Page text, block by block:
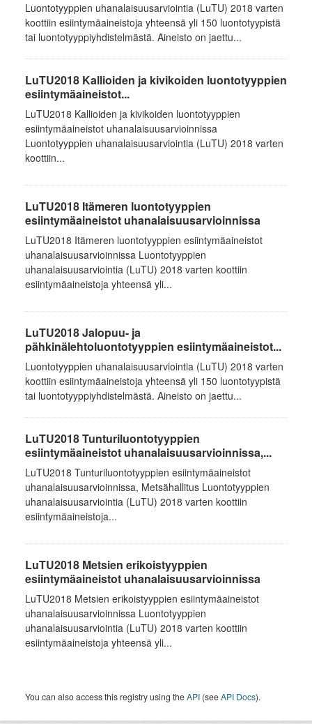
Luontotyyppien uhanalaisuusarviointia (LuTU) 2018 varten
koottiin esiintymäaineistoja yhteensä yli 150 luontotyypistä
tai luontotyyppiyhdistelmästä. Aineisto on jaettu...
LuTU2018 Kallioiden ja kivikoiden luontotyyppien
esiintymäaineistot...
LuTU2018 Kallioiden ja kivikoiden luontotyyppien
esiintymäaineistot uhanalaisuusarvioinnissa
Luontotyyppien uhanalaisuusarviointia (LuTU) 2018 varten
koottiin...
LuTU2018 Itämeren luontotyyppien
esiintymäaineistot uhanalaisuusarvioinnissa
LuTU2018 Itämeren luontotyyppien esiintymäaineistot
uhanalaisuusarvioinnissa Luontotyyppien
uhanalaisuusarviointia (LuTU) 2018 varten koottiin
esiintymäaineistoja yhteensä yli...
LuTU2018 Jalopuu- ja
pähkinälehtoluontotyyppien esiintymäaineistot...
Luontotyyppien uhanalaisuusarviointia (LuTU) 2018 varten
koottiin esiintymäaineistoja yhteensä yli 150 luontotyypistä
tai luontotyyppiyhdistelmästä. Aineisto on jaettu...
LuTU2018 Tunturiluontotyyppien
esiintymäaineistot uhanalaisuusarvioinnissa,...
LuTU2018 Tunturiluontotyyppien esiintymäaineistot
uhanalaisuusarvioinnissa, Metsähallitus Luontotyyppien
uhanalaisuusarviointia (LuTU) 2018 varten koottiin
esiintymäaineistoja...
LuTU2018 Metsien erikoistyyppien
esiintymäaineistot uhanalaisuusarvioinnissa
LuTU2018 Metsien erikoistyyppien esiintymäaineistot
uhanalaisuusarvioinnissa Luontotyyppien
uhanalaisuusarviointia (LuTU) 2018 varten koottiin
esiintymäaineistoja yhteensä yli...
You can also access this registry using theAPI (seeAPI Docs).